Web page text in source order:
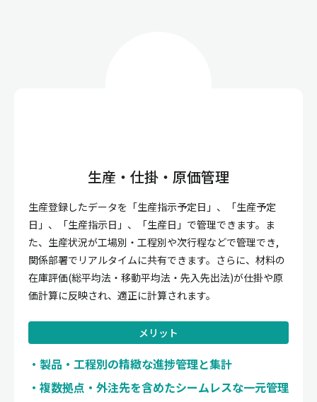
生産・仕掛・原価管理
生産登録したデータを「生産指示予定日」、「生産予定
日」、「生産指示日」、「生産日」で管理できます。ま
た、生産状況が工場別・工程別や次行程などで管理でき,
関係部署でリアルタイムに共有できます。さらに、材料の
在庫評価(総平均法・移動平均法・先入先出法)が仕掛や原
価計算に反映され、適正に計算されます。
メリット
製品・工程別の精緻な進捗管理と集計
複数拠点・外注先を含めたシームレスな一元管理